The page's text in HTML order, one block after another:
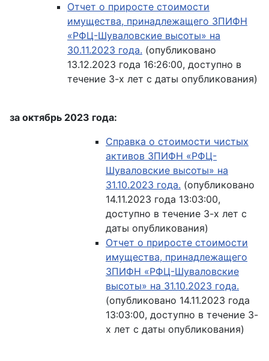
Отчет о приросте стоимости
имущества, принадлежащего ЗПИФН
«РФЦ-Шуваловские высоты» на
30.11.2023 года. (опубликовано
13.12.2023 года 16:26:00, доступно в
течение 3-х лет с даты опубликования)
за октябрь 2023 года:
Справка о стоимости чистых
активов ЗПИФН «РФЦ-
Шуваловские высоты» на
31.10.2023 года. (опубликовано
14.11.2023 года 13:03:00,
доступно в течение 3-х лет с
даты опубликования)
Отчет о приросте стоимости
имущества, принадлежащего
ЗПИФН «РФЦ-Шуваловские
высоты» на 31.10.2023 года.
(опубликовано 14.11.2023 года
13:03:00, доступно в течение 3-
х лет с даты опубликования)